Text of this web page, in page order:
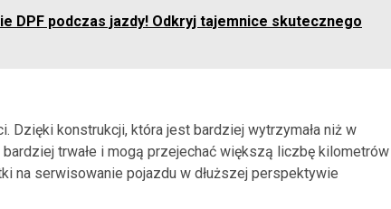
DPF podczas jazdy! Odkryj tajemnice skutecznego
Dzięki konstrukcji, która jest bardziej wytrzymała niż w
trwałe i mogą przejechać większą liczbę kilometrów
na serwisowanie pojazdu w dłuższej perspektywie